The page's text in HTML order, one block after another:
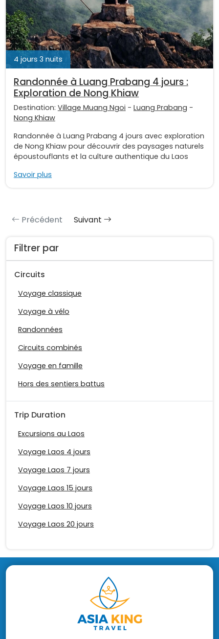
Filtrer par
Circuits
Voyage classique
Voyage à vélo
Randonnées
Circuits combinés
Voyage en famille
Hors des sentiers battus
Trip Duration
Excursions au Laos
Voyage Laos 4 jours
Voyage Laos 7 jours
Voyage Laos 15 jours
Voyage Laos 10 jours
Voyage Laos 20 jours
4 jours 3 nuits
Randonnée à Luang Prabang 4 jours :
Exploration de Nong Khiaw
Destination: Village Muang Ngoi - Luang Prabang -
Nong Khiaw
Randonnée à Luang Prabang 4 jours avec exploration
de Nong Khiaw pour découvrir des paysages naturels
époustouflants et la culture authentique du Laos
Savoir plus
Précédent Suivant